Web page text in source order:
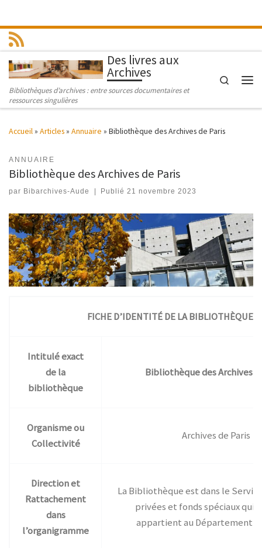
Des livres aux
Archives
Bibliothèques d’archives : entre sources documentaires et
ressources singulières
Search
Accueil» Articles» Annuaire » Bibliothèque des Archives de Paris
ANNUAIRE
Bibliothèque des Archives de Paris
par Bibarchives-Aude Publié21 novembre 2023
FICHE D’IDENTITÉ DE LA BIBLIOTHÈQUE
Intitulé exact
de la
bibliothèque
Bibliothèque des Archives
Organisme ou
Collectivité
Archives de Paris
Direction et
Rattachement
dans
l’organigramme
La Bibliothèque est dans le
privées et fonds spéciaux qui
appartient au Département